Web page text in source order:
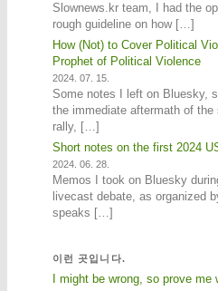
Slownews.kr team, I had the
rough guideline on how […]
How (Not) to Cover Political
Prophet of Political Violence
2024. 07. 15.
Some notes I left on Bluesky,
the immediate aftermath of the
rally, […]
Short notes on the first 2024
2024. 06. 28.
Memos I took on Bluesky
livecast debate, as organized
speaks […]
이런 곳입니다.
I might be wrong, so prove me